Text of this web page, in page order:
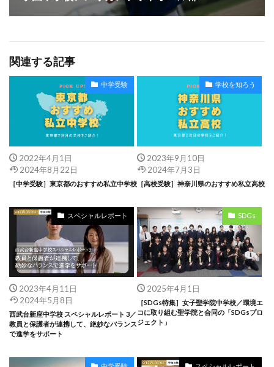
関連する記事
中学受験
2022年4月1日
2024年8月22日
［中学受験］東京都のおすすめ私立中学校
学校を知ろう
2023年9月10日
2024年7月3日
［高校受験］神奈川県のおすすめ私立高校
スペシャルレポート
2023年4月11日
2024年5月8日
西武台新座中学校 スペシャルレポート 3／
教員と保護者が連携して、絶妙なバランス
で進学をサポート
SDGs
2025年4月1日
［SDGs特集］女子聖学院中学校／環境エ
コに取り組む聖学院と合同の「SDGsプロ
ジェクト」